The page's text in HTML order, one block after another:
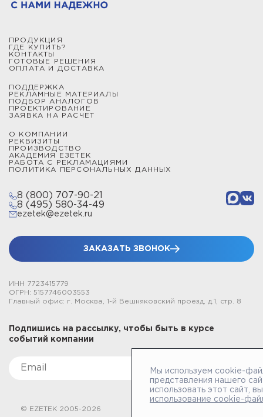
ПРОДУКЦИЯ
ГДЕ КУПИТЬ?
КОНТАКТЫ
ГОТОВЫЕ РЕШЕНИЯ
ОПЛАТА И ДОСТАВКА
ПОДДЕРЖКА
РЕКЛАМНЫЕ МАТЕРИАЛЫ
ПОДБОР АНАЛОГОВ
ПРОЕКТИРОВАНИЕ
ЗАЯВКА НА РАСЧЕТ
О КОМПАНИИ
РЕКВИЗИТЫ
ПРОИЗВОДСТВО
АКАДЕМИЯ ЕЗЕТЕК
РАБОТА С РЕКЛАМАЦИЯМИ
ПОЛИТИКА ПЕРСОНАЛЬНЫХ ДАННЫХ
8 (800) 707-90-21
8 (495) 580-34-49
ezetek@ezetek.ru
ЗАКАЗАТЬ ЗВОНОК
ИНН 7723415779
ОГРН: 5157746003553
Главный офис: г. Москва, 1-й Вешняковский проезд, д.1, стр. 8
Подпишись на рассылку, чтобы быть в курсе
событий компании
© EZETEK 2005-2026
Мы используем cookie-
представления нашего
использовать этот сайт,
использование cookie-